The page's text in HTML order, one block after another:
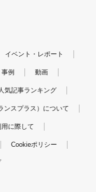
イベント・レポート
事例 動画
気記事ランキング
ンスプラス）について
用に際して
Cookieポリシー